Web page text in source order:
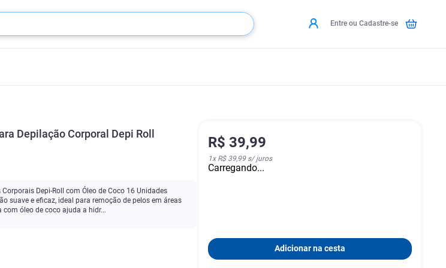
Entre ou Cadastre-se
Depilação Corporal Depi Roll
Depi-Roll com Óleo de Coco 16 Unidades
suave e eficaz, ideal para remoção de pelos em áreas
óleo de coco ajuda a hidr...
R$ 39,99
1x R$ 39,99s/ juros
Carregando...
Adicionar na cesta